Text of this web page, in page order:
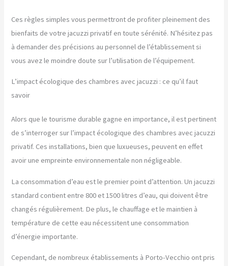
Ces règles simples vous permettront de profiter pleinement des
bienfaits de votre jacuzzi privatif en toute sérénité. N’hésitez pas
à demander des précisions au personnel de l’établissement si
vous avez le moindre doute sur l’utilisation de l’équipement.
L’impact écologique des chambres avec jacuzzi : ce qu’il faut
savoir
Alors que le tourisme durable gagne en importance, il est pertinent
de s’interroger sur l’impact écologique des chambres avec jacuzzi
privatif. Ces installations, bien que luxueuses, peuvent en effet
avoir une empreinte environnementale non négligeable.
La consommation d’eau est le premier point d’attention. Un jacuzzi
standard contient entre 800 et 1500 litres d’eau, qui doivent être
changés régulièrement. De plus, le chauffage et le maintien à
température de cette eau nécessitent une consommation
d’énergie importante.
Cependant, de nombreux établissements à Porto-Vecchio ont pris